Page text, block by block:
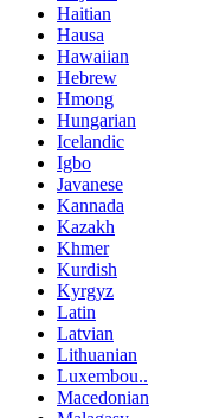
Haitian
Hausa
Hawaiian
Hebrew
Hmong
Hungarian
Icelandic
Igbo
Javanese
Kannada
Kazakh
Khmer
Kurdish
Kyrgyz
Latin
Latvian
Lithuanian
Luxembou..
Macedonian